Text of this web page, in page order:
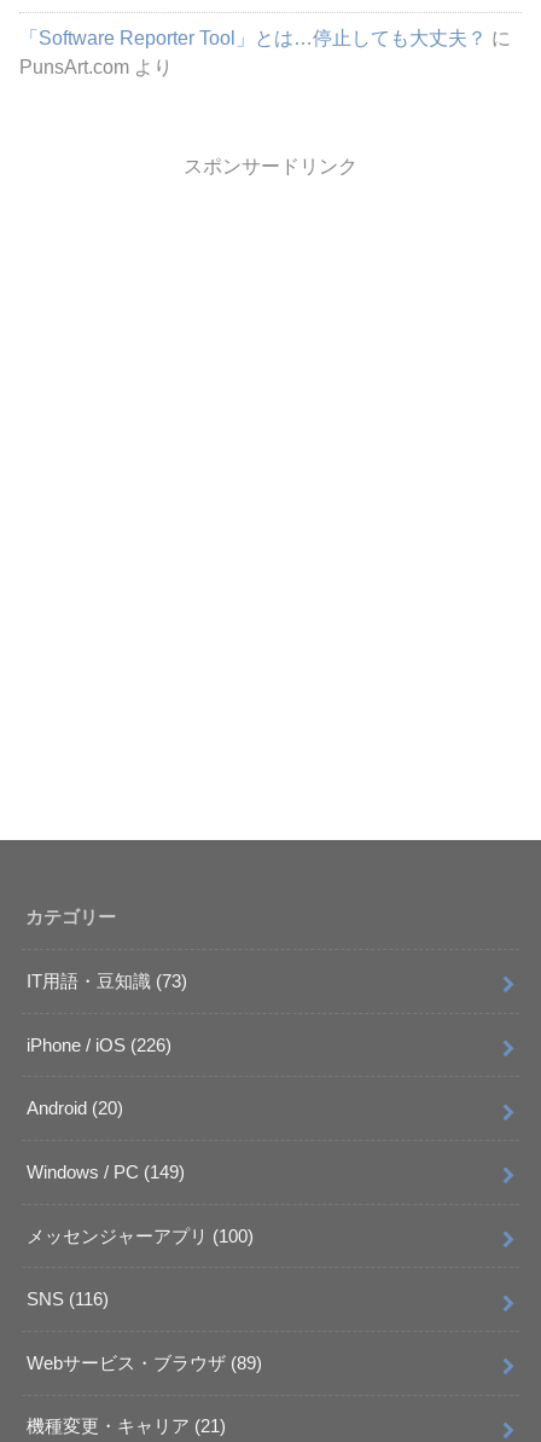
「Software Reporter Tool」とは…停止しても大丈夫？ に
PunsArt.com より
スポンサードリンク
カテゴリー
IT用語・豆知識 (73)
iPhone / iOS (226)
Android (20)
Windows / PC (149)
メッセンジャーアプリ (100)
SNS (116)
Webサービス・ブラウザ (89)
機種変更・キャリア (21)